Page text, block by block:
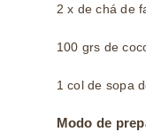
2 x de chá de
100 grs de
1 col de sopa
Modo de